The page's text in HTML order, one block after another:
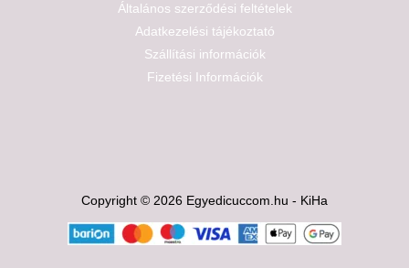
Általános szerződési feltételek
Adatkezelési tájékoztató
Szállítási információk
Fizetési Információk
Copyright © 2026 Egyedicuccom.hu - KiHa